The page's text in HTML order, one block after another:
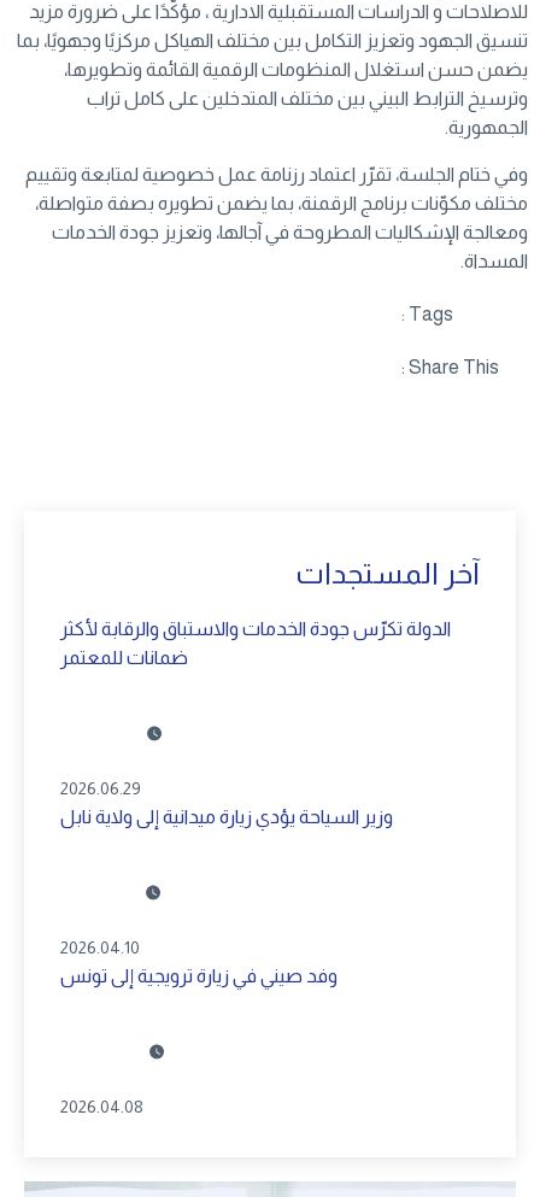
للاصلاحات و الدراسات المستقبلية الادارية ، مؤكّدًا على ضرورة مزيد
تنسيق الجهود وتعزيز التكامل بين مختلف الهياكل مركزيًا وجهويًا، بما
يضمن حسن استغلال المنظومات الرقمية القائمة وتطويرها،
وترسيخ الترابط البيني بين مختلف المتدخلين على كامل تراب
الجمهورية.
وفي ختام الجلسة، تقرّر اعتماد رزنامة عمل خصوصية لمتابعة وتقييم
مختلف مكوّنات برنامج الرقمنة، بما يضمن تطويره بصفة متواصلة،
ومعالجة الإشكاليات المطروحة في آجالها، وتعزيز جودة الخدمات
المسداة.
Tags :
Share This :
آخر المستجدات
الدولة تكرّس جودة الخدمات والاستباق والرقابة لأكثر
ضمانات للمعتمر
2026.06.29
وزير السياحة يؤدي زيارة ميدانية إلى ولاية نابل
2026.04.10
وفد صيني في زيارة ترويجية إلى تونس
2026.04.08